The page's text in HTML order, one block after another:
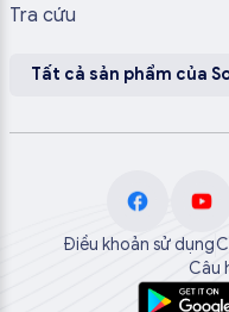
Tra cứu
Tất cả sản phẩm của
Điều khoản sử dụng
Câu